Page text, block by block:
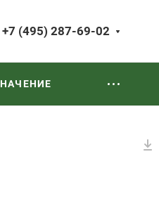
+7 (495) 287-69-02